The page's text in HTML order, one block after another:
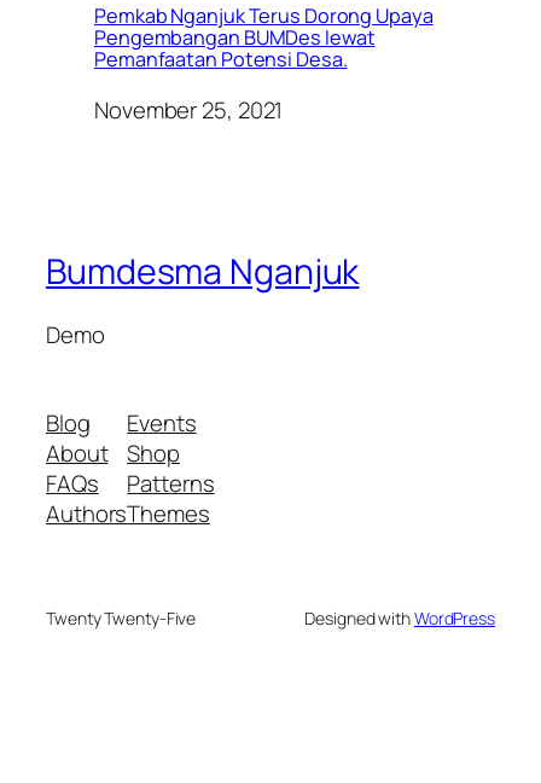
Pemkab Nganjuk Terus Dorong Upaya
Pengembangan BUMDes lewat
Pemanfaatan Potensi Desa.
November 25, 2021
Bumdesma Nganjuk
Demo
Blog
About
FAQs
Authors
Events
Shop
Patterns
Themes
Twenty Twenty-Five Designed withWordPress